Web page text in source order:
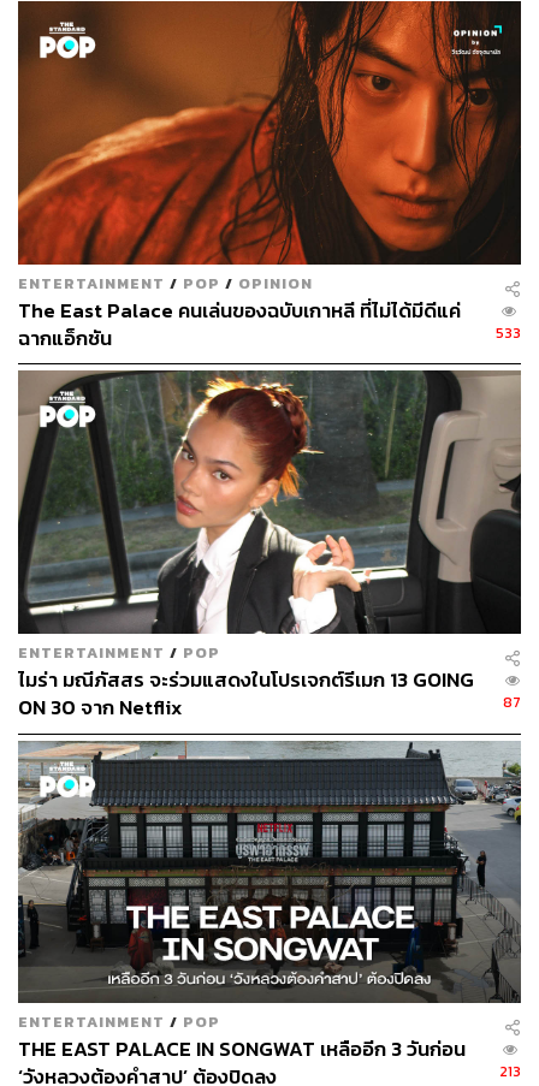
Netflix ยังไม่เผยวันเข้าฉายของ Maniacแต่คาดการณ์ว่าเรา
จะได้ชมการแสดงแนวดาร์กคอเมดี้จาก 2 นักแสดงดังภายใน
ปี 2018 นี้อย่างแน่นอน
TAGS: Maniac Netflix Emma Stone Jonah Hill
83
ABOUT THE AUTHOR
พัชชา พูนพิริยะ
กองบรรณาธิการคัลเจอร์ สำนักข่าว THE
STANDARD
ENTERTAINMENT / POP / OPINION
The East Palace คนเล่นของฉบับเกาหลี ที่ไม่ได้มีดีแค่
ฉากแอ็กชัน
533
ENTERTAINMENT / POP
ไมร่า มณีภัสสร จะร่วมแสดงในโปรเจกต์รีเมก 13 GOING
ON 30 จาก Netflix
87
ENTERTAINMENT / POP
THE EAST PALACE IN SONGWAT เหลืออีก 3 วันก่อน
‘วังหลวงต้องคำสาป’ ต้องปิดลง
213